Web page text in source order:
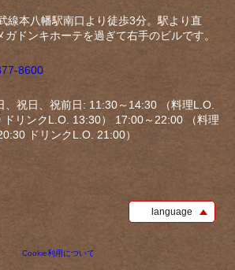
線本八幡駅南口より徒歩3分。駅より直
ガドンキホーテを過ぎて右手のビルです。
8600
、祝日、祝前日: 11:30～14:30 （料理L.O.
ドリンクL.O. 13:30） 17:00～22:00 （料理
ドリンクL.O. 21:00）
language
Cookie利用について